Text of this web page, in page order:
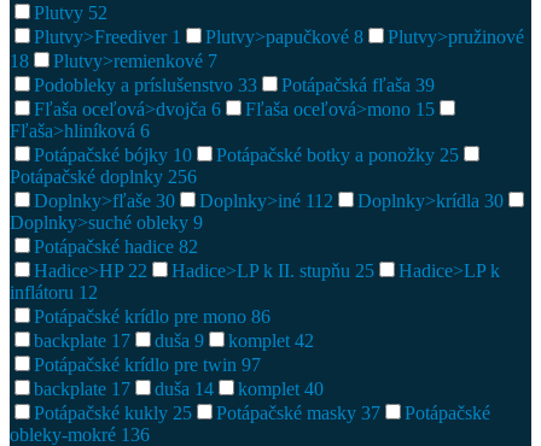
Plutvy 52
Plutvy>Freediver 1 Plutvy>papučkové 8
Plutvy>pružinové
18
Plutvy>remienkové 7
Podobleky a príslušenstvo 33 Potápačská fľaša 39
Fľaša oceľová>dvojča 6 Fľaša oceľová>mono 15
Fľaša>hliníková 6
Potápačské bójky 10 Potápačské botky a ponožky 25
Potápačské doplnky 256
Doplnky>fľaše 30 Doplnky>iné 112 Doplnky>krídla 30
Doplnky>suché obleky 9
Potápačské hadice 82
Hadice>HP 22 Hadice>LP k II. stupňu 25
Hadice>LP k
inflátoru 12
Potápačské krídlo pre mono 86
backplate 17 duša 9 komplet 42
Potápačské krídlo pre twin 97
backplate 17 duša 14 komplet 40
Potápačské kukly 25 Potápačské masky 37
Potápačské
obleky-mokré 136